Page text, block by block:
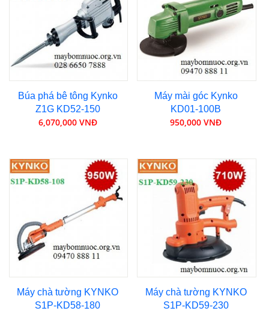
Búa phá bê tông Kynko
Z1G KD52-150
6,070,000 VNĐ
Máy mài góc Kynko
KD01-100B
950,000 VNĐ
Máy chà tường KYNKO
S1P-KD58-180
Máy chà tường KYNKO
S1P-KD59-230